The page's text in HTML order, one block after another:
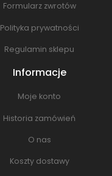
Formularz zwrotów
Polityka prywatności
Regulamin sklepu
Informacje
Moje konto
Historia zamówień
O nas
Koszty dostawy